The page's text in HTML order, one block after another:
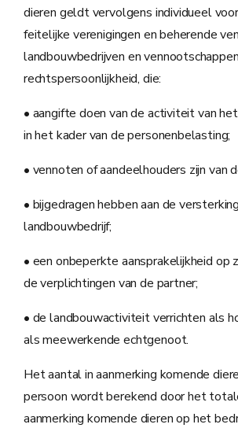
dieren geldt vervolgens individueel
feitelijke verenigingen en beherende
landbouwbedrijven en
rechtspersoonlijkheid, die:
• aangifte doen van de activiteit van
in het kader van de personenbelasting;
• vennoten of aandeelhouders zijn van
• bijgedragen hebben aan de
landbouwbedrijf;
• een onbeperkte aansprakelijkheid op
de verplichtingen van de partner;
• de landbouwactiviteit verrichten als
als meewerkende echtgenoot.
Het aantal in aanmerking komende
persoon wordt berekend door het
aanmerking komende dieren op het